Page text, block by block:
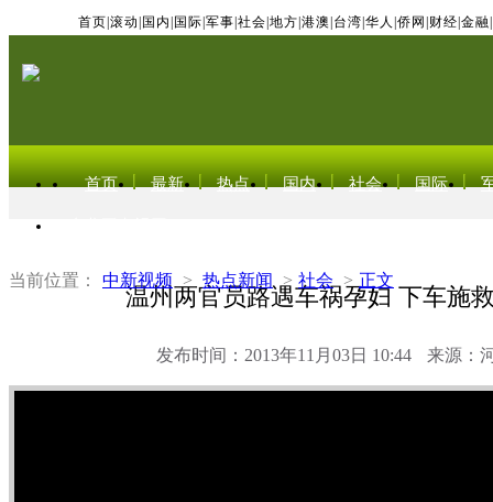
首页 滚动 国内 国际 军事 社会 地方 港澳 台湾 华人 侨网 财经 金融
首页 最新 热点 国内 社会 国际
当前位置： 中新视频 > 热点新闻 > 社会 > 正文
温州两官员路遇车祸孕妇 下车施
发布时间：2013年11月03日 10:44 来源：